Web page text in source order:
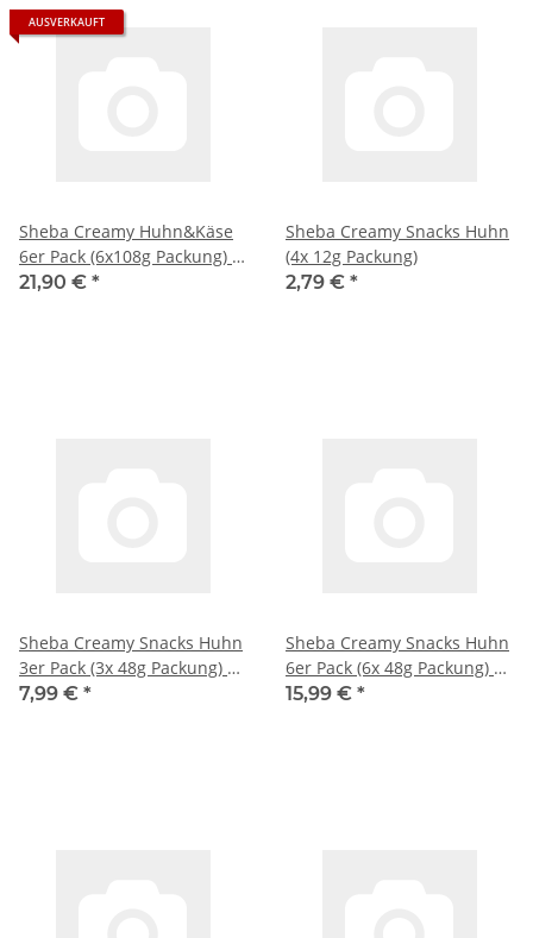
AUSVERKAUFT
Sheba Creamy Huhn&Käse
6er Pack (6x108g Packung) +
usy Block
21,90 € *
Sheba Creamy Snacks Huhn
(4x 12g Packung)
2,79 € *
Sheba Creamy Snacks Huhn
3er Pack (3x 48g Packung) +
usy Block
7,99 € *
Sheba Creamy Snacks Huhn
6er Pack (6x 48g Packung) +
usy Block
15,99 € *